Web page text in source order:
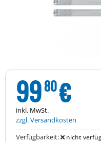
9980€
inkl. MwSt.
zzgl. Versandkosten
Verfügbarkeit:
nicht